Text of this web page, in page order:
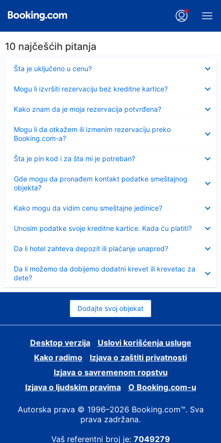
10 najčešćih pitanja
Šta je uključeno u cenu?
Sažeto
Mogu li izvršiti rezervaciju bez kreditne kartice?
Kako znam da je moja rezervacija potvrđena?
Mogu li da otkažem ili izmenim rezervaciju preko
Booking.com-a?
Šta je pin kod i za šta mi je potreban?
Sažeto
Gde mogu da pronađem kontakt podatke smeštajnog
objekta?
Kako mogu da vidim cenu smeštajne jedinice?
Unosim podatke svoje kreditne kartice. Kada ću platiti?
Da li hotel zahteva depozit ili plaćanje unapred?
Da li možemo da dobijemo dodatni krevet ili krevetac za
dete?
Dodajte svoj objekat
Desktop verzija
Uslovi korišćenja usluge
Kako radimo
Izjava o zaštiti privatnosti
Izjava o savremenom ropstvu
Izjava o ljudskim pravima
О Booking.com-u
Autorska prava © 1996–2026 Booking.com™. Sva
prava zadržana.
Vaš referentni broj je: 7049279